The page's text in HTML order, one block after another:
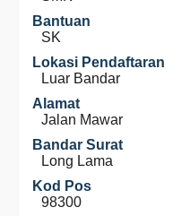
Bantuan
SK
Lokasi Pendaftaran
Luar Bandar
Alamat
Jalan Mawar
Bandar Surat
Long Lama
Kod Pos
98300